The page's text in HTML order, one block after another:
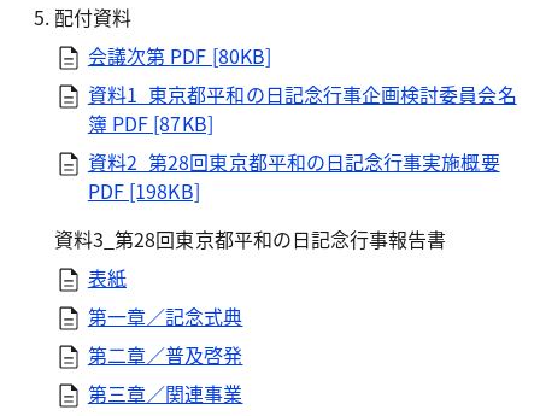
配付資料
会議次第 PDF [80KB]
資料1_東京都平和の日記念行事企画検討委員会名
簿 PDF [87KB]
資料2_第28回東京都平和の日記念行事実施概要
PDF [198KB]
資料3_第28回東京都平和の日記念行事報告書
表紙
第一章／記念式典
第二章／普及啓発
第三章／関連事業